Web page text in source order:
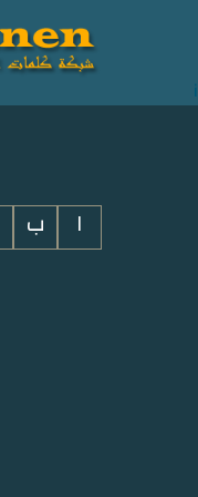
i
ا ب